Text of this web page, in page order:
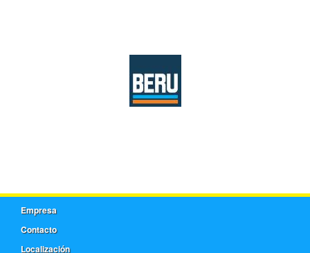
Empresa
Contacto
Localización